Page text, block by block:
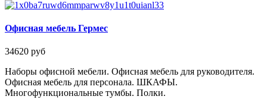
Офисная мебель Гермес
34620 руб
Наборы офисной мебели. Офисная мебель для руководителя.
Офисная мебель для персонала. ШКАФЫ.
Многофункциональные тумбы. Полки.